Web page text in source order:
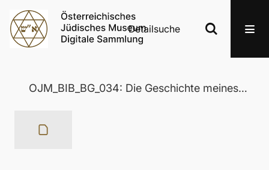
Detailsuche
OJM_BIB_BG_034: Die Geschichte meines Lebens